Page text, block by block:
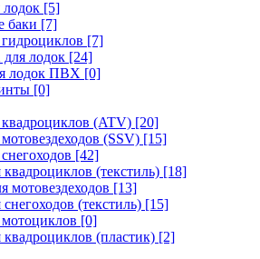
[5]
баки [7]
[7]
лодок [24]
лодок ПВХ [0]
[0]
(ATV) [20]
(SSV) [15]
[42]
(текстиль) [18]
мотовездеходов [13]
(текстиль) [15]
[0]
(пластик) [2]